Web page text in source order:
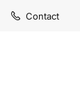
Levertijd1-3
Levertijd1-3
Contact